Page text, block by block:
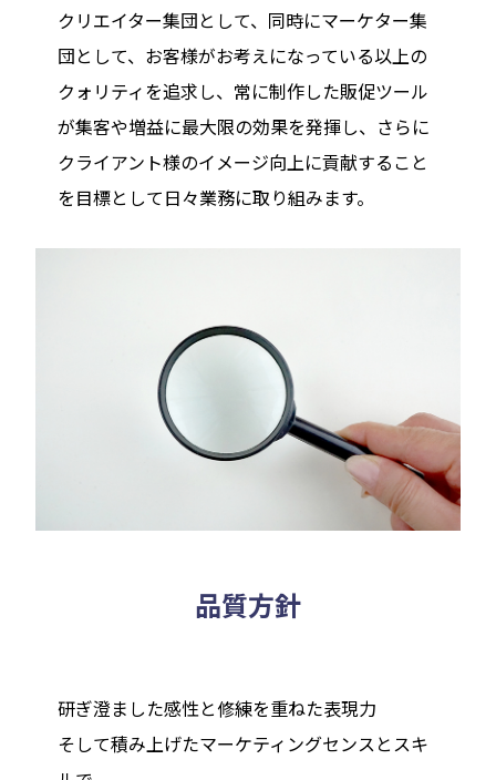
クリエイター集団として、同時にマーケター集
団として、お客様がお考えになっている以上の
クォリティを追求し、常に制作した販促ツール
が集客や増益に最大限の効果を発揮し、さらに
クライアント様のイメージ向上に貢献すること
を目標として日々業務に取り組みます。
品質方針
研ぎ澄ました感性と修練を重ねた表現力
そして積み上げたマーケティングセンスとスキ